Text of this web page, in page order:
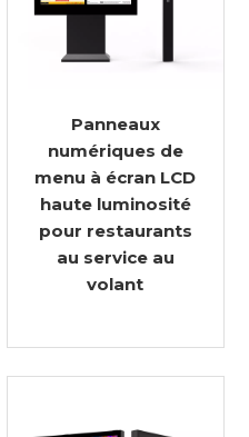
Panneaux
numériques de
menu à écran LCD
haute luminosité
pour restaurants
au service au
volant